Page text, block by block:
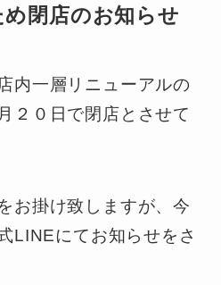
閉店のお知らせ
内一層リニューアルの
２０日で閉店とさせて
お掛け致しますが、今
LINEにてお知らせをさ